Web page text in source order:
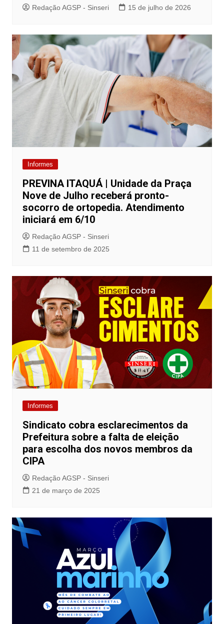
Redação AGSP - Sinseri 15 de julho de 2026
Informes
PREVINA ITAQUÁ | Unidade da Praça
Nove de Julho receberá pronto-
socorro de ortopedia. Atendimento
iniciará em 6/10
Redação AGSP - Sinseri
11 de setembro de 2025
Informes
Sindicato cobra esclarecimentos da
Prefeitura sobre a falta de eleição
para escolha dos novos membros da
CIPA
Redação AGSP - Sinseri
21 de março de 2025